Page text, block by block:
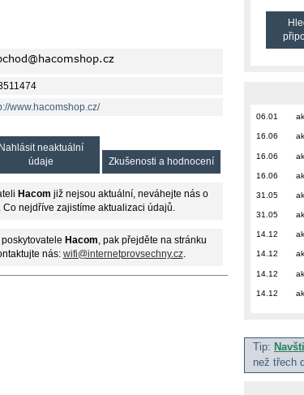
www.hacomshop.cz/
Nahlásit neaktuální
údaje
Zkušenosti a hodnocení
Hacom již nejsou aktuální, neváhejte nás o
Co nejdříve zajistíme aktualizaci údajů.
Hacom , pak přejděte na stránku
nás: wifi@internetprovsechny.cz.
06.01
16.06
16.06
16.06
31.05
31.05
14.12
14.12
14.12
14.12
Tip:
než třech